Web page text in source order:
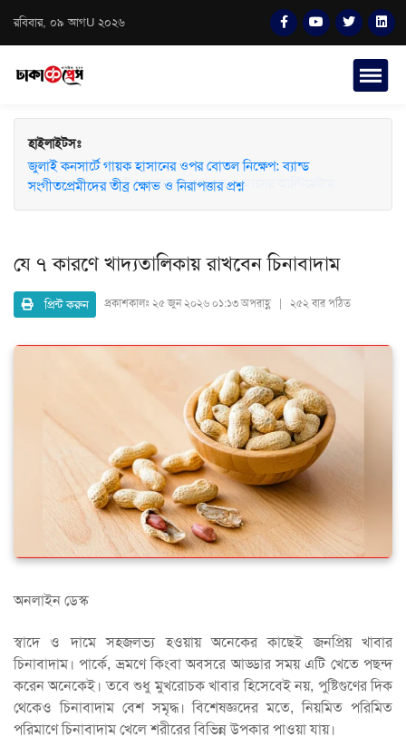
রবিবার, ০৯ আগU ২০২৬
হাইলাইটসঃ
জুলাই কনসার্টে গায়ক হাসানের ওপর বোতল নিক্ষেপ: ব্যান্ড
সংগীতপ্রেমীদের তীব্র ক্ষোভ ও নিরাপত্তার প্রশ্ন
যে ৭ কারণে খাদ্যতালিকায় রাখবেন চিনাবাদাম
প্রিন্ট করুন প্রকাশকালঃ ২৫ জুন ২০২৬ ০১:১৩ অপরাহ্ণ | ২৫২ বার পঠিত
অনলাইন ডেস্ক
স্বাদে ও দামে সহজলভ্য হওয়ায় অনেকের কাছেই জনপ্রিয় খাবার
চিনাবাদাম। পার্কে, ভ্রমণে কিংবা অবসরে আড্ডার সময় এটি খেতে পছন্দ
করেন অনেকেই। তবে শুধু মুখরোচক খাবার হিসেবেই নয়, পুষ্টিগুণের দিক
থেকেও চিনাবাদাম বেশ সমৃদ্ধ। বিশেষজ্ঞদের মতে, নিয়মিত পরিমিত
পরিমাণে চিনাবাদাম খেলে শরীরের বিভিন্ন উপকার পাওয়া যায়।